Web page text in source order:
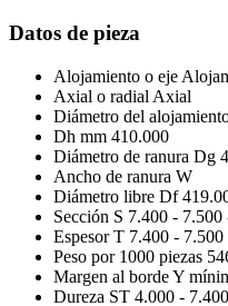
Datos de pieza
Alojamiento o eje
Axial o radial Axial
Diámetro del
Dh mm 410.000
Diámetro de ranura Dg
Ancho de ranura W
Diámetro libre Df
Sección S 7.400 - 7.500
Espesor T 7.400 - 7.500
Peso por 1000 piezas
Margen al borde Y
Dureza ST 4.000 -